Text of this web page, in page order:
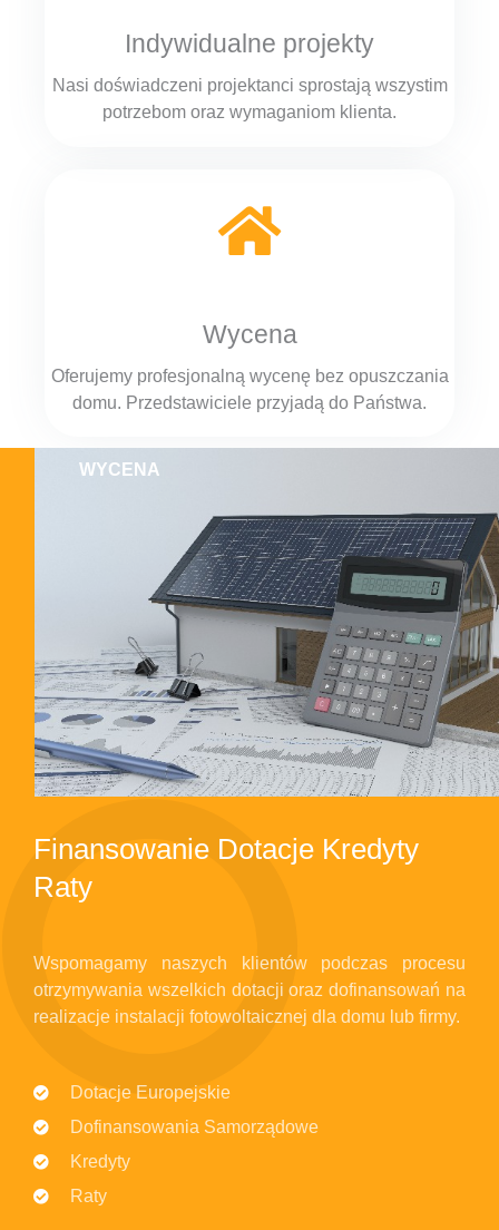
Indywidualne projekty
Nasi doświadczeni projektanci sprostają wszystim
potrzebom oraz wymaganiom klienta.
Wycena
Oferujemy profesjonalną wycenę bez opuszczania
domu. Przedstawiciele przyjadą do Państwa.
Finansowanie Dotacje Kredyty
Raty
Wspomagamy naszych klientów podczas procesu
otrzymywania wszelkich dotacji oraz dofinansowań na
realizacje instalacji fotowoltaicznej dla domu lub firmy.
Dotacje Europejskie
Dofinansowania Samorządowe
Kredyty
Raty
WYCENA